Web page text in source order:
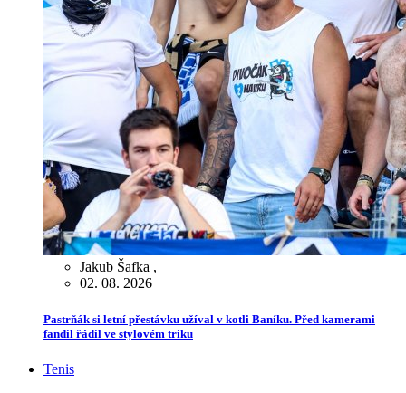
Jakub Šafka ,
02. 08. 2026
Pastrňák si letní přestávku užíval v kotli Baníku. Před kamerami
fandil řádil ve stylovém triku
Tenis